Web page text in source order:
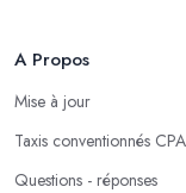
A Propos
Mise à jour
Taxis conventionnés
Questions - réponses